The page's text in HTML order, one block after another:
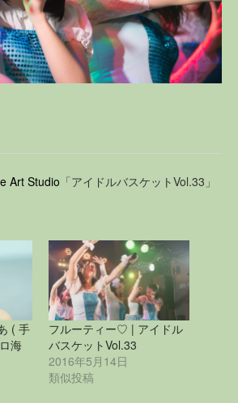
Art Studio 「アイドルバスケットVol.33」
( 手
海
フルーティー♡ | アイドル
バスケットVol.33
2016年5月14日
類似投稿